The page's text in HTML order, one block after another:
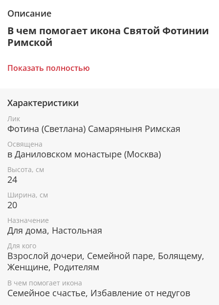
Описание
В чем помогает икона Святой Фотинии
Римской
сомнений.
двигательного аппарата.
Укрепление духа, обретение твердости веры.
Понимание между разными поколениями.
Преодоление искушений.
Икона уже освящена
Лик изготовлен методом УФ-печати в России.
Освящен в Даниловском монастыре по всем
канонам Православной церкви. Икона поставляется
в коробке с изображением монастыря, к каждой
иконе прилагается сертификат.
Серебряное покрытие, ценные породы
дерева
Рамка покрыта слоем чистого серебра 925 пробы и
позолотой. С помощью современных технологий
изделию придается особая рельефность и
Показать полностью
Характеристики
Лик
Фотина (Светлана) Самаряныня Римская
Освящена
в Даниловском монастыре (Москва)
Высота, см
24
Ширина, см
20
Назначение
Для дома, Настольная
Для кого
Взрослой дочери, Семейной паре, Болящему,
Женщине, Родителям
В чем помогает икона
Семейное счастье, Избавление от недугов